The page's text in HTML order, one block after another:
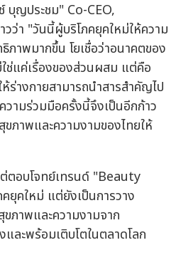
บุญประชม" Co-CEO,
ว่า "วันนี้ผู้บริโภคยุคใหม่ให้ความ
าพมากขึ้น โยเชื่อว่าอนาคตของ
แค่เรื่องของส่วนผสม แต่คือ
ห้ร่างกายสามารถนำสารสำคัญไป
วามร่วมมือครั้งนี้จึงเป็นอีกก้าว
าพและความงามของไทยให้
ตอบโจทย์เทรนด์ "Beauty
คใหม่ แต่ยังเป็นการวาง
ภาพและความงามจาก
ละพร้อมเติบโตในตลาดโลก